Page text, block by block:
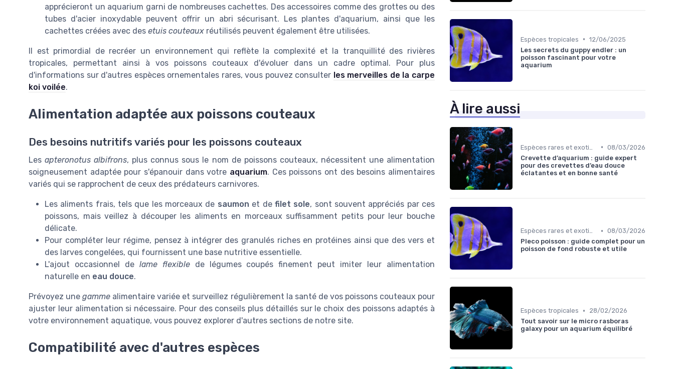
apprécieront un aquarium garni de nombreuses cachettes. Des accessoires comme des grottes ou des
tubes d'acier inoxydable peuvent offrir un abri sécurisant. Les plantes d'aquarium, ainsi que les
cachettes créées avec des etuis couteaux réutilisés peuvent également être utilisées.
Il est primordial de recréer un environnement qui reflète la complexité et la tranquillité des rivières
tropicales, permettant ainsi à vos poissons couteaux d'évoluer dans un cadre optimal. Pour plus
d'informations sur d'autres espèces ornementales rares, vous pouvez consulter les merveilles de la carpe
koi voilée.
Alimentation adaptée aux poissons couteaux
Des besoins nutritifs variés pour les poissons couteaux
Lesapteronotus albifrons, plus connus sous le nom de poissons couteaux, nécessitent une alimentation
soigneusement adaptée pour s'épanouir dans votre aquarium. Ces poissons ont des besoins alimentaires
variés qui se rapprochent de ceux des prédateurs carnivores.
Les aliments frais, tels que les morceaux de saumon et de filet sole, sont souvent appréciés par ces
poissons, mais veillez à découper les aliments en morceaux suffisamment petits pour leur bouche
délicate.
Pour compléter leur régime, pensez à intégrer des granulés riches en protéines ainsi que des vers et
des larves congelées, qui fournissent une base nutritive essentielle.
L'ajout occasionnel de lame flexiblede légumes coupés finement peut imiter leur alimentation
naturelle en eau douce.
Prévoyez unegamme alimentaire variée et surveillez régulièrement la santé de vos poissons couteaux pour
ajuster leur alimentation si nécessaire. Pour des conseils plus détaillés sur le choix des poissons adaptés à
votre environnement aquatique, vous pouvez explorer d'autres sections de notre site.
Compatibilité avec d'autres espèces
Espèces tropicales • 12/06/2025
Les secrets du guppy endler : un
poisson fascinant pour votre
aquarium
À lire aussi
• 08/03/2026
Crevette d’aquarium : guide expert
pour des crevettes d’eau douce
éclatantes et en bonne santé
Espèces rares et exotiques • 08/03/2026
Pleco poisson : guide complet pour un
poisson de fond robuste et utile
Espèces tropicales •
28/02/2026
Tout savoir sur le micro rasboras
galaxy pour un aquarium équilibré